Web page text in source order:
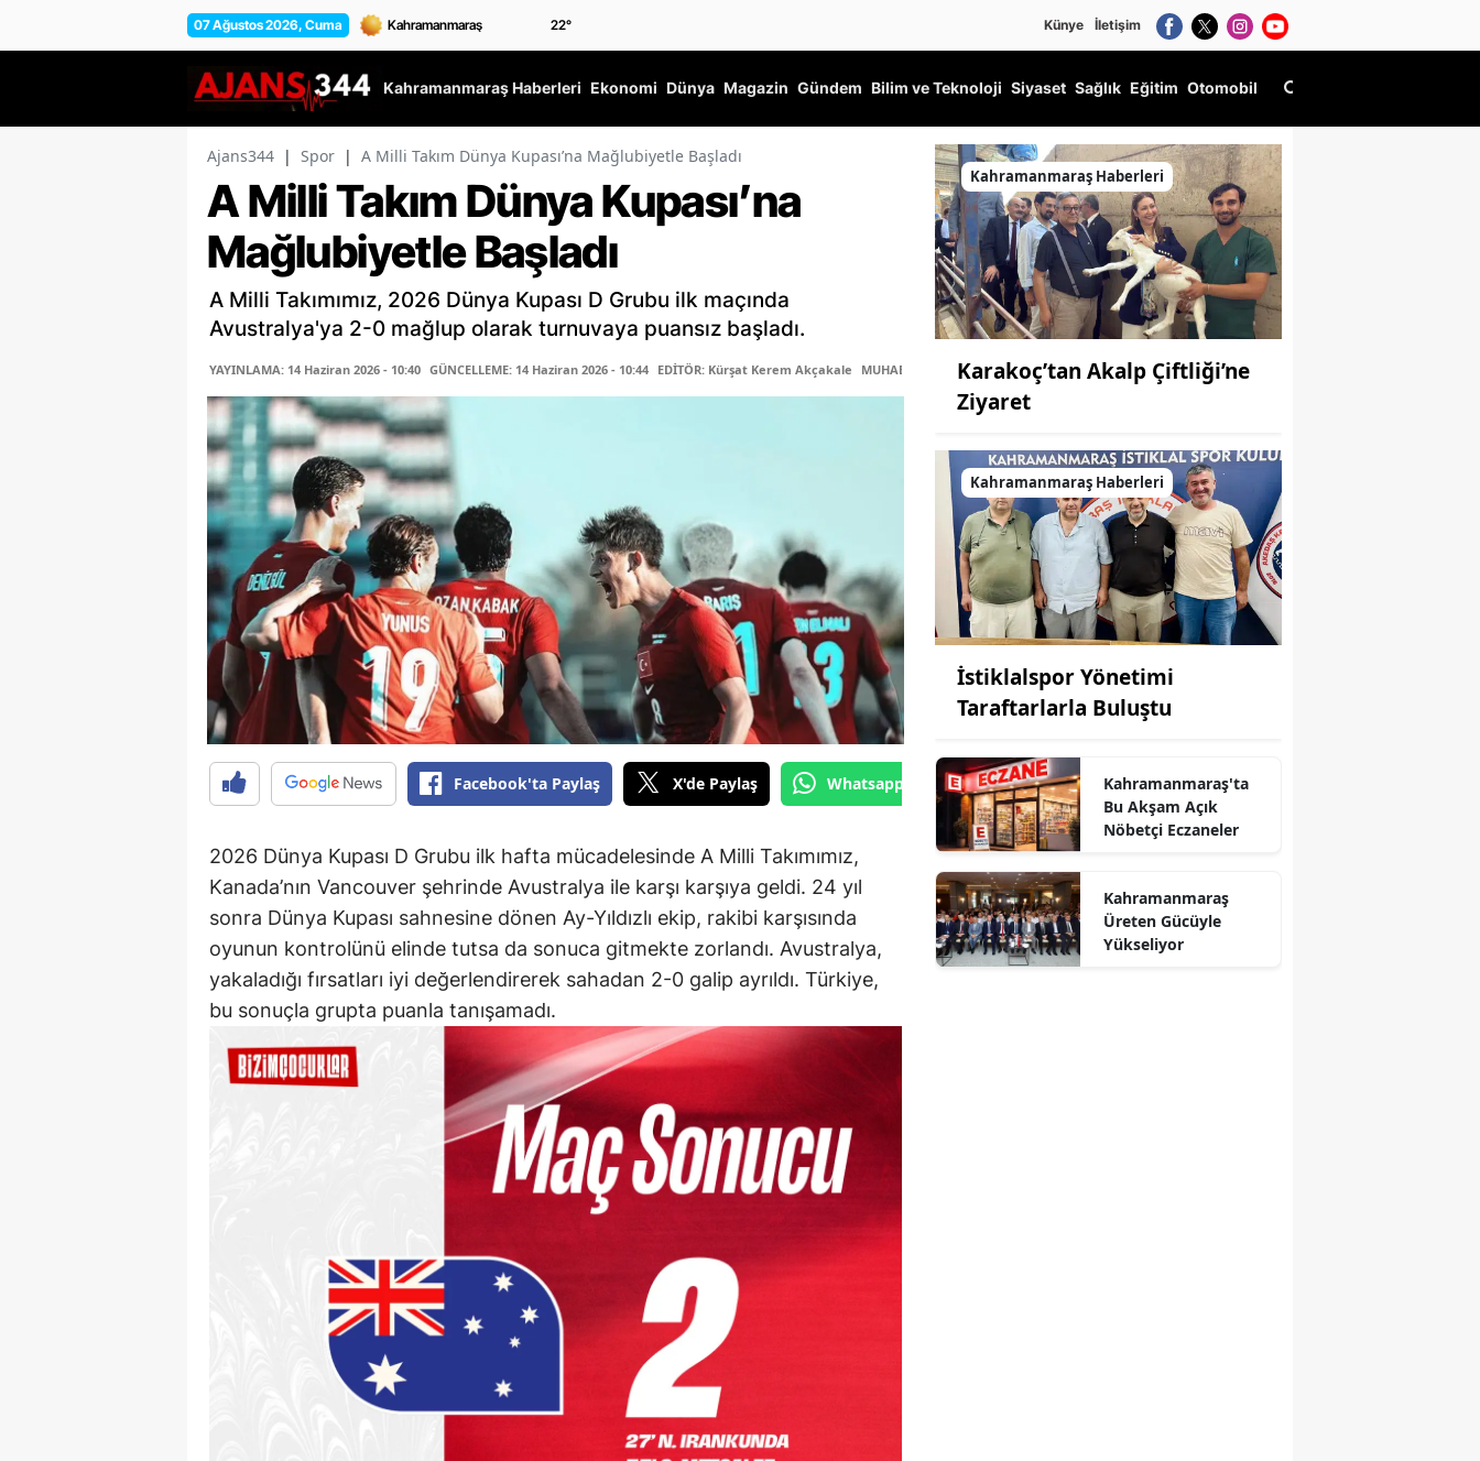
07 Ağustos 2026, Cuma 22° Künye İletişim
Kahramanmaraş Haberleri Ekonomi Dünya Magazin Gündem Bilim ve Teknoloji Siyaset Sağlık Eğitim Otomobil
Ajans344 | Spor | A Milli Takım Dünya Kupası’na Mağlubiyetle Başladı
A Milli Takım Dünya Kupası’na
Mağlubiyetle Başladı
A Milli Takımımız, 2026 Dünya Kupası D Grubu ilk maçında
Avustralya'ya 2-0 mağlup olarak turnuvaya puansız başladı.
YAYINLAMA: 14 Haziran 2026 - 10:40 GÜNCELLEME: 14 Haziran 2026 - 10:44 EDİTÖR: Kürşat Kerem Akçakale MUHABİR: Gökhan Dökücü
Facebook'ta Paylaş X'de Paylaş Whatsapp'tan Gönder
2026 Dünya Kupası D Grubu ilk hafta mücadelesinde A Milli Takımımız,
Kanada’nın Vancouver şehrinde Avustralya ile karşı karşıya geldi. 24 yıl
sonra Dünya Kupası sahnesine dönen Ay-Yıldızlı ekip, rakibi karşısında
oyunun kontrolünü elinde tutsa da sonuca gitmekte zorlandı. Avustralya,
yakaladığı fırsatları iyi değerlendirerek sahadan 2-0 galip ayrıldı. Türkiye,
bu sonuçla grupta puanla tanışamadı.
Kahramanmaraş Haberleri
Karakoç’tan Akalp Çiftliği’ne
Ziyaret
Kahramanmaraş Haberleri
İstiklalspor Yönetimi
Taraftarlarla Buluştu
Kahramanmaraş'ta
Bu Akşam Açık
Nöbetçi Eczaneler
Kahramanmaraş
Üreten Gücüyle
Yükseliyor